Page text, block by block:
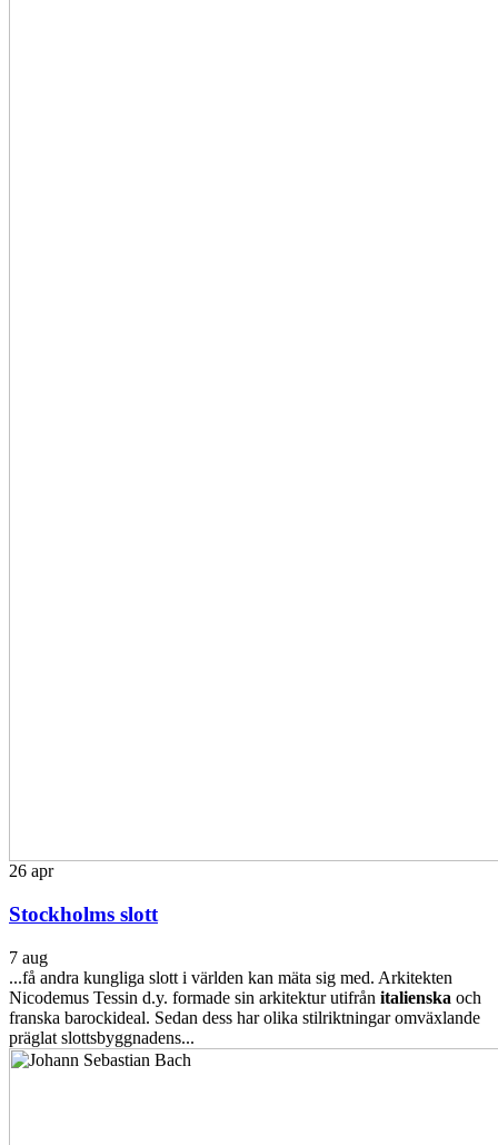
26 apr
Stockholms slott
7 aug
...få andra kungliga slott i världen kan mäta sig med. Arkitekten
Nicodemus Tessin d.y. formade sin arkitektur utifrån italienska och
franska barockideal. Sedan dess har olika stilriktningar omväxlande
präglat slottsbyggnadens...